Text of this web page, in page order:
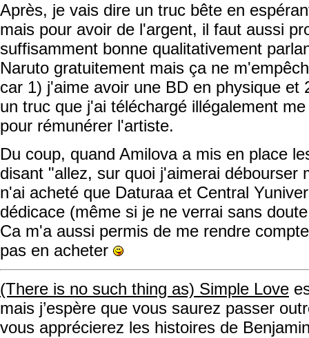
Après, je vais dire un truc bête en
mais pour avoir de l'argent, il faut aussi
suffisamment bonne qualitativement
Naruto gratuitement mais ça ne
car 1) j'aime avoir une BD en physique et
un truc que j'ai téléchargé illégalement
pour rémunérer l'artiste.
Du coup, quand Amilova a mis en place
disant "allez, sur quoi j'aimerai débourser
n'ai acheté que Daturaa et Central
dédicace (même si je ne verrai sans
Ca m'a aussi permis de me rendre
pas en acheter
(There is no such thing as) Simple Love
mais j’espère que vous saurez passer
vous apprécierez les histoires de